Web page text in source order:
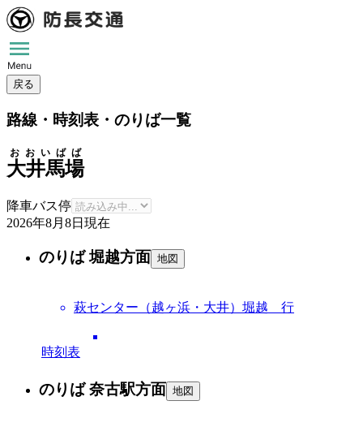
戻る
路線・時刻表・のりば一覧
大井馬場
おおいばば
降車バス停
2026年8月8日 現在
のりば 堀越方面 地図
萩センター（越ヶ浜・大井）堀越 行
時刻表
のりば 奈古駅方面 地図